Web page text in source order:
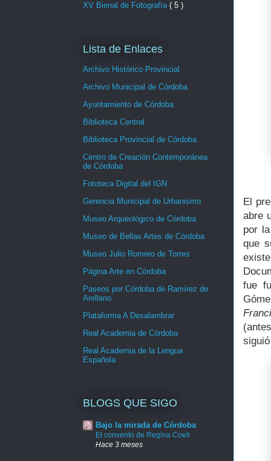
El
abre
por
que
fue
XV Bienal de Fotografía ( 5 )
Lista de Enlaces
Archivo Histórico Provincial
Archivo Municipal de Córdoba
Ayuntamiento de Córdoba
Biblioteca Central
Biblioteca Provincial de Córdoba
Centro de Creación Contemporánea
de Córdoba
Fototeca Digital del IGN
Gerencia Municipal de Urbanismo
Museo Arqueológico de Córdoba
Museo de Bellas Artes de Córdoba
Museo Julio Romero de Torres
Página Arte en Córdoba
Paseos por Córdoba de Ramírez de
Arellano
Plataforma A Desalambrar
Real Academia de Córdoba
Real Academia de la Lengua
Española
BLOGS QUE SIGO
Bajo la mirada de Córdoba
El convento de Regina Coeli
Hace 3 meses